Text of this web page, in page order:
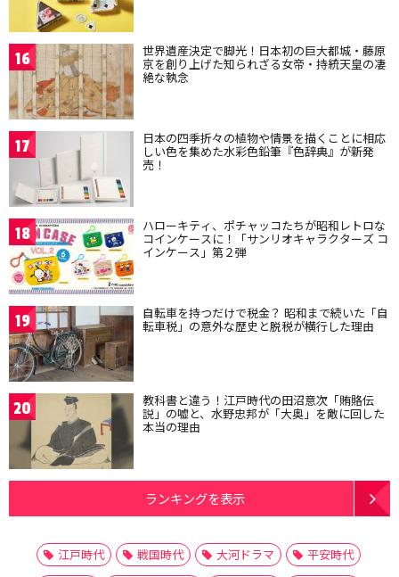
16 世界遺産決定で脚光！日本初の巨大都城・藤原
京を創り上げた知られざる女帝・持統天皇の凄
絶な執念
17 日本の四季折々の植物や情景を描くことに相応
しい色を集めた水彩色鉛筆『色辞典』が新発
売！
18 ハローキティ、ポチャッコたちが昭和レトロな
コインケースに！「サンリオキャラクターズ コ
インケース」第２弾
19 自転車を持つだけで税金？ 昭和まで続いた「自
転車税」の意外な歴史と脱税が横行した理由
20 教科書と違う！江戸時代の田沼意次「賄賂伝
説」の嘘と、水野忠邦が「大奥」を敵に回した
本当の理由
ランキングを表示
江戸時代 戦国時代 大河ドラマ
平安時代